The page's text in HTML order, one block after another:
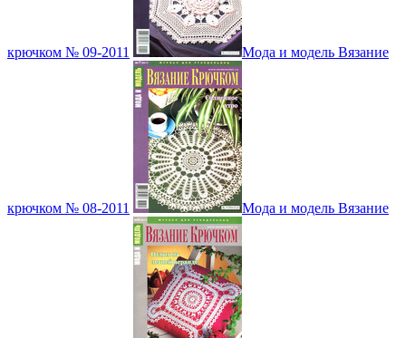
крючком № 09-2011 Мода и модель Вязание
крючком № 08-2011 Мода и модель Вязание